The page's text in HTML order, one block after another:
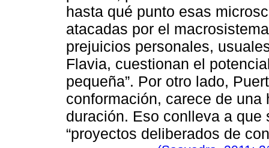
hasta qué punto esas
atacadas por el
prejuicios personales,
Flavia, cuestionan el
pequeña”. Por otro lado,
conformación, carece de
duración. Eso conlleva a
“proyectos deliberados de